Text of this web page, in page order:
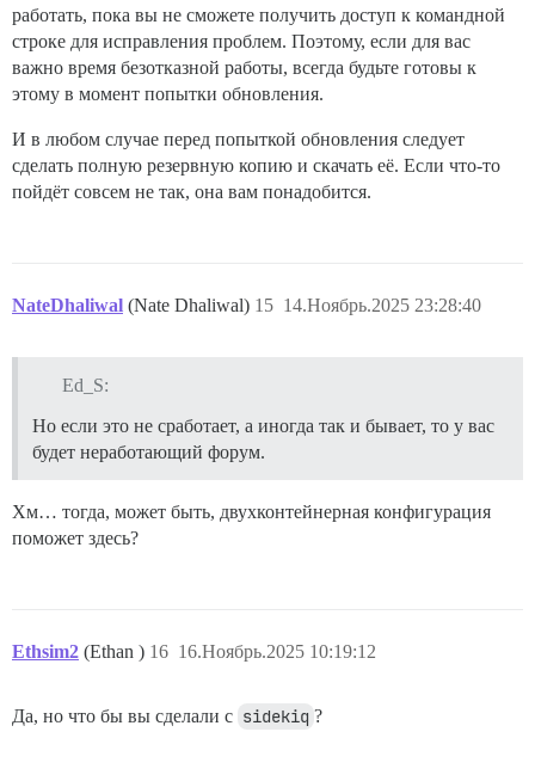
работать, пока вы не сможете получить доступ к командной
строке для исправления проблем. Поэтому, если для вас
важно время безотказной работы, всегда будьте готовы к
этому в момент попытки обновления.
И в любом случае перед попыткой обновления следует
сделать полную резервную копию и скачать её. Если что-то
пойдёт совсем не так, она вам понадобится.
NateDhaliwal (Nate Dhaliwal) 14.Ноябрь.2025 23:28:40
15
Ed_S:
Но если это не сработает, а иногда так и бывает, то у вас
будет неработающий форум.
Хм… тогда, может быть, двухконтейнерная конфигурация
поможет здесь?
Ethsim2 (Ethan ) 16.Ноябрь.2025 10:19:12
16
Да, но что бы вы сделали с sidekiq ?